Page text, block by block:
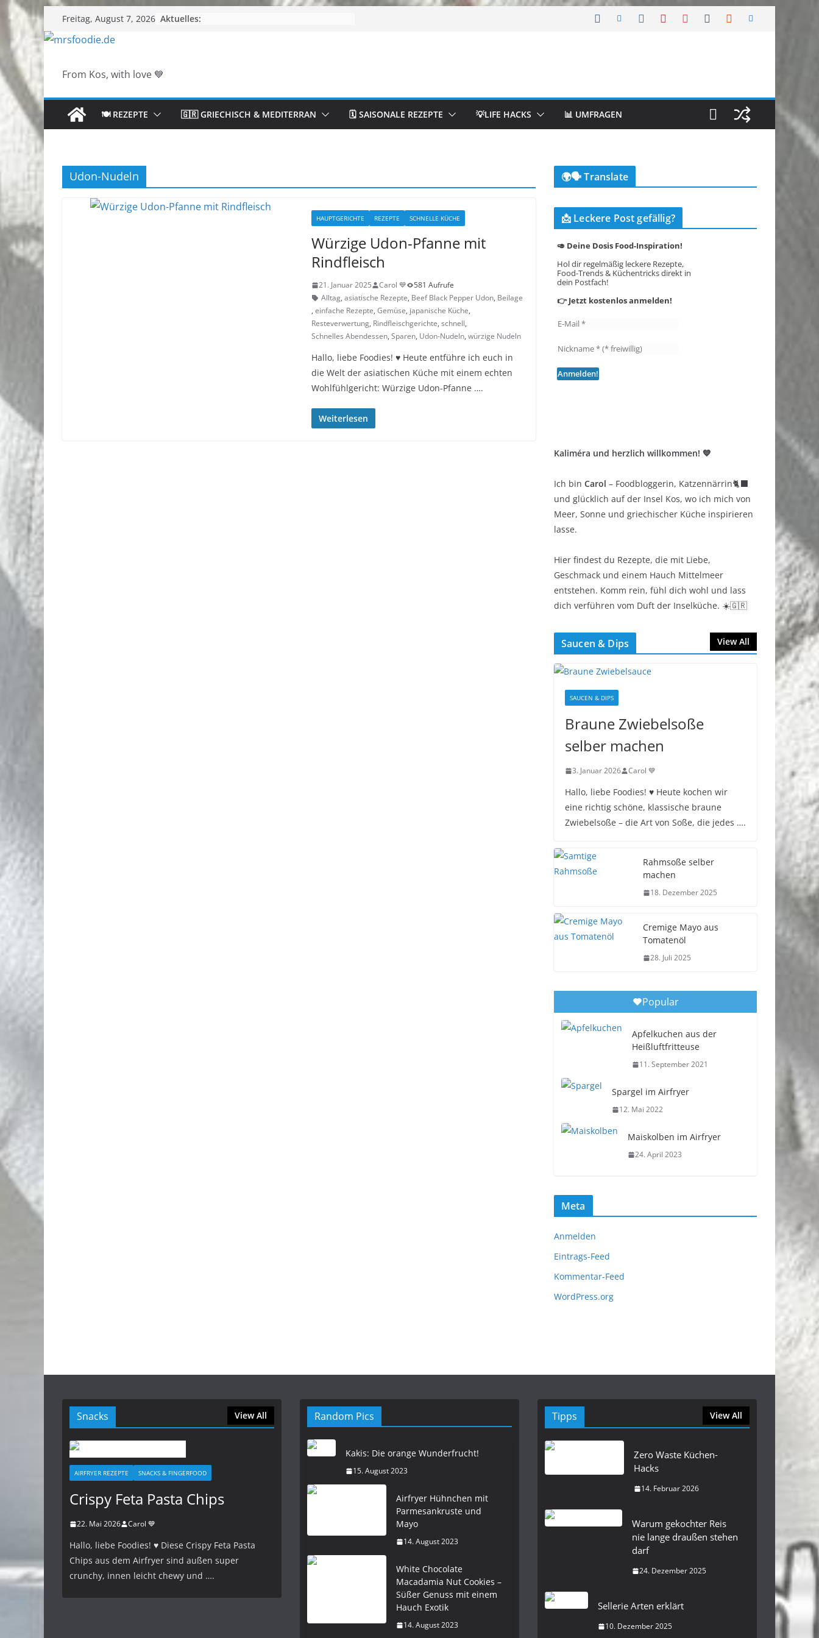
Zum
Inhalt
Freitag, August 7, 2026 Aktuelles:
From Kos, with love 💙
🍽️ REZEPTE 🇬🇷 GRIECHISCH & MEDITERRAN 🗓️ SAISONALE REZEPTE 💡LIFE HACKS 📊 UMFRAGEN
Udon-Nudeln
HAUPTGERICHTE REZEPTE SCHNELLE KÜCHE
Würzige Udon-Pfanne mit
Rindfleisch
21. Januar 2025 Carol 💙
581 Aufrufe
Alltag, asiatische Rezepte, Beef Black Pepper Udon, Beilage
, einfache Rezepte, Gemüse, japanische Küche,
Resteverwertung, Rindfleischgerichte, schnell,
Schnelles Abendessen, Sparen, Udon-Nudeln, würzige Nudeln
Hallo, liebe Foodies! ♥︎ Heute entführe ich euch in
die Welt der asiatischen Küche mit einem echten
Wohlfühlgericht: Würzige Udon-Pfanne ….
Weiterlesen
🌍🗣️ Translate
📩 Leckere Post gefällig?
🥑 Deine Dosis Food-Inspiration!
Hol dir regelmäßig leckere Rezepte,
Food-Trends & Küchentricks direkt in
dein Postfach!
👉 Jetzt kostenlos anmelden!
Kaliméra und herzlich willkommen! 💙
Ich bin Carol – Foodbloggerin, Katzennärrin🐈‍⬛
und glücklich auf der Insel Kos, wo ich mich von
Meer, Sonne und griechischer Küche inspirieren
lasse.
Hier findest du Rezepte, die mit Liebe,
Geschmack und einem Hauch Mittelmeer
entstehen. Komm rein, fühl dich wohl und lass
dich verführen vom Duft der Inselküche. ☀️🇬🇷
Saucen & Dips View All
SAUCEN & DIPS
Braune Zwiebelsoße
selber machen
3. Januar 2026 Carol 💙
Hallo, liebe Foodies! ♥︎ Heute kochen wir
eine richtig schöne, klassische braune
Zwiebelsoße – die Art von Soße, die jedes ….
Rahmsoße selber
machen
18. Dezember 2025
Cremige Mayo aus
Tomatenöl
28. Juli 2025
Popular
Apfelkuchen aus der
Heißluftfritteuse
11. September 2021
Spargel im Airfryer
12. Mai 2022
Maiskolben im Airfryer
24. April 2023
Meta
Anmelden
Eintrags-Feed
Kommentar-Feed
WordPress.org
Snacks View All
AIRFRYER REZEPTE SNACKS & FINGERFOOD
Crispy Feta Pasta Chips
22. Mai 2026 Carol 💙
Hallo, liebe Foodies! ♥︎ Diese Crispy Feta Pasta
Chips aus dem Airfryer sind außen super
crunchy, innen leicht chewy und ….
Random Pics
Kakis: Die orange Wunderfrucht!
15. August 2023
Airfryer Hühnchen mit
Parmesankruste und
Mayo
14. August 2023
White Chocolate
Macadamia Nut Cookies –
Süßer Genuss mit einem
Hauch Exotik
14. August 2023
Tipps View All
Zero Waste Küchen-
Hacks
14. Februar 2026
Warum gekochter Reis
nie lange draußen stehen
darf
24. Dezember 2025
Sellerie Arten erklärt
10. Dezember 2025